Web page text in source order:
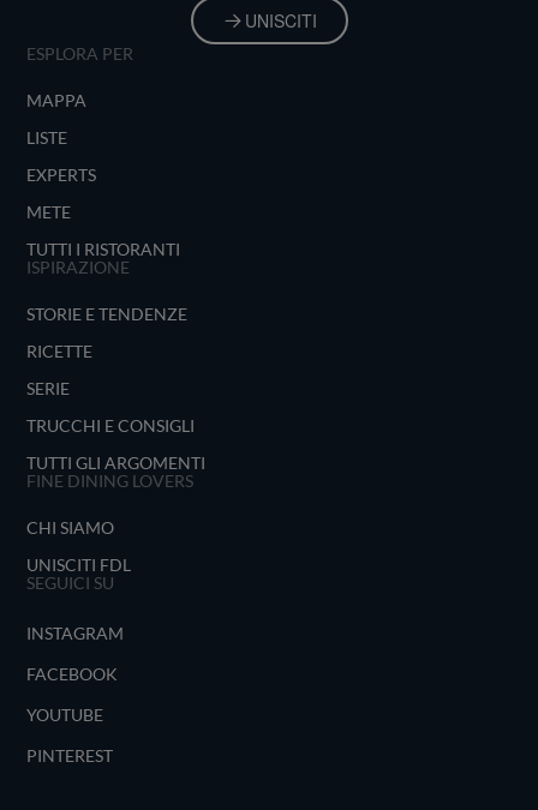
UNISCITI
ESPLORA PER
MAPPA
LISTE
EXPERTS
METE
TUTTI I RISTORANTI
ISPIRAZIONE
STORIE E TENDENZE
RICETTE
SERIE
TRUCCHI E CONSIGLI
TUTTI GLI ARGOMENTI
FINE DINING LOVERS
CHI SIAMO
UNISCITI FDL
SEGUICI SU
INSTAGRAM
FACEBOOK
YOUTUBE
PINTEREST